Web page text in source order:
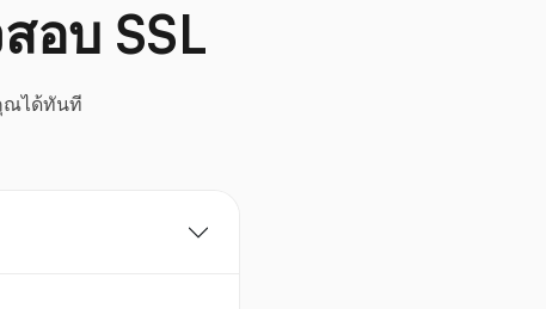
อบ SSL
ณได้ทันที